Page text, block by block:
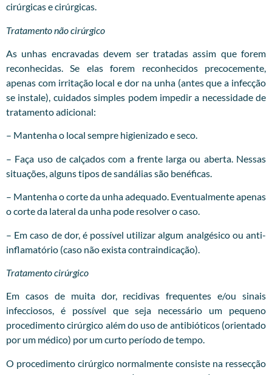
cirúrgicas e cirúrgicas.
Tratamento não cirúrgico
As unhas encravadas devem ser tratadas assim que forem
reconhecidas. Se elas forem reconhecidos precocemente,
apenas com irritação local e dor na unha (antes que a infecção
se instale), cuidados simples podem impedir a necessidade de
tratamento adicional:
– Mantenha o local sempre higienizado e seco.
– Faça uso de calçados com a frente larga ou aberta. Nessas
situações, alguns tipos de sandálias são benéficas.
– Mantenha o corte da unha adequado. Eventualmente apenas
o corte da lateral da unha pode resolver o caso.
– Em caso de dor, é possível utilizar algum analgésico ou anti-
inflamatório (caso não exista contraindicação).
Tratamento cirúrgico
Em casos de muita dor, recidivas frequentes e/ou sinais
infecciosos, é possível que seja necessário um pequeno
procedimento cirúrgico além do uso de antibióticos (orientado
por um médico) por um curto período de tempo.
O procedimento cirúrgico normalmente consiste na ressecção